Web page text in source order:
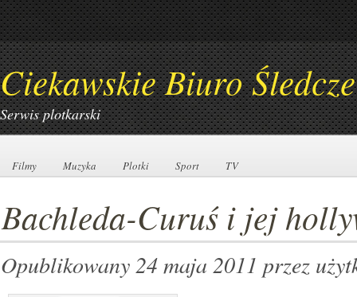
Ciekawskie Biuro Śledcze
Serwis plotkarski
Filmy
Filmy Muzyka
Muzyka Plotki
Plotki Sport
Sport TV
TV
Bachleda-Curuś i jej
Opublikowany 24 maja 2011 przez